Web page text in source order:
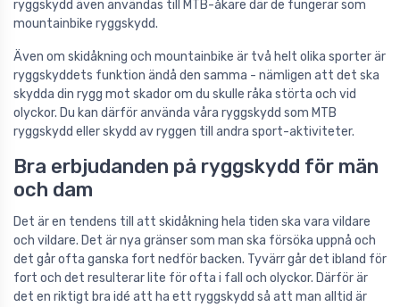
ryggskydd även användas till MTB-åkare där de fungerar som
mountainbike ryggskydd.
Även om skidåkning och mountainbike är två helt olika sporter är
ryggskyddets funktion ändå den samma - nämligen att det ska
skydda din rygg mot skador om du skulle råka störta och vid
olyckor. Du kan därför använda våra ryggskydd som MTB
ryggskydd eller skydd av ryggen till andra sport-aktiviteter.
Bra erbjudanden på ryggskydd för män
och dam
Det är en tendens till att skidåkning hela tiden ska vara vildare
och vildare. Det är nya gränser som man ska försöka uppnå och
det går ofta ganska fort nedför backen. Tyvärr går det ibland för
fort och det resulterar lite för ofta i fall och olyckor. Därför är
det en riktigt bra idé att ha ett ryggskydd så att man alltid är